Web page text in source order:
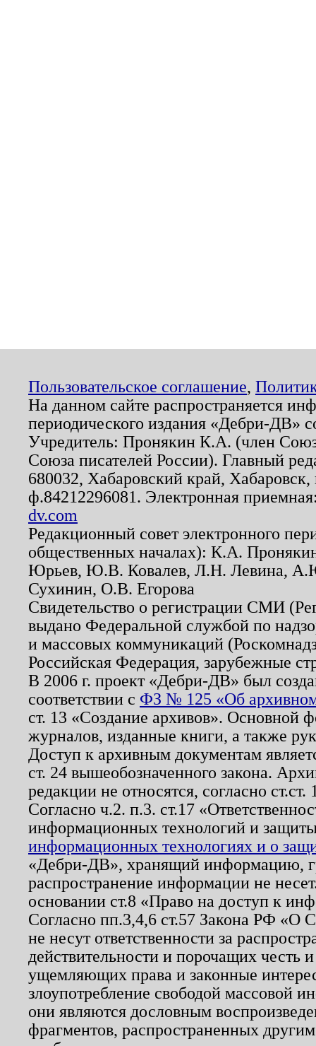
Пользовательское соглашение,
На данном сайте распространяется
периодического издания «Дебри-ДВ»
Учредитель: Пронякин К.А. (член
Союза писателей России). Главный
680032, Хабаровский край,
ф.84212296081. Электронная
dv.com
Редакционный совет электронного
общественных началах): К.А.
Юрьев, Ю.В. Ковалев, Л.Н. Левина,
Сухинин, О.В. Егорова
Свидетельство о регистрации СМИ
выдано Федеральной службой по
и массовых коммуникаций
Российская Федерация, зарубежные
В 2006 г. проект «Дебри-ДВ» был
соответствии с ФЗ № 125 «Об
ст. 13 «Создание архивов». Основной
журналов, изданные книги, а также
Доступ к архивным документам
ст. 24 вышеобозначенного закона.
редакции не относятся, согласно
Согласно ч.2. п.3. ст.17
информационных технологий и
информационных технологиях и о
«Дебри-ДВ», хранящий информацию,
распространение информации не
основании ст.8 «Право на доступ к
Согласно пп.3,4,6 ст.57 Закона РФ «О
не несут ответственности за
действительности и порочащих честь
ущемляющих права и законные
злоупотребление свободой массовой
они являются дословным
фрагментов, распространенных